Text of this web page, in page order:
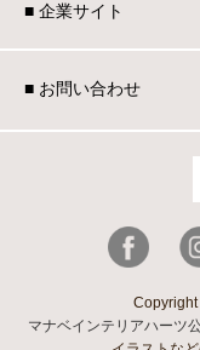
■ 企業サイト
■ お問い合わせ
Copyright
マナベインテリアハーツ